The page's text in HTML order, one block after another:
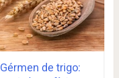
Gérmen de trigo: